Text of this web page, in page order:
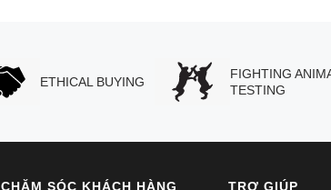
ETHICAL BUYING
FIGHTING
TESTING
CHĂM SÓC KHÁCH HÀNG TRỢ GIÚP